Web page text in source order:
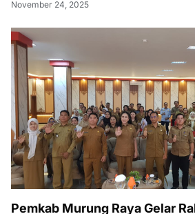
November 24, 2025
Pemkab Murung Raya Gelar